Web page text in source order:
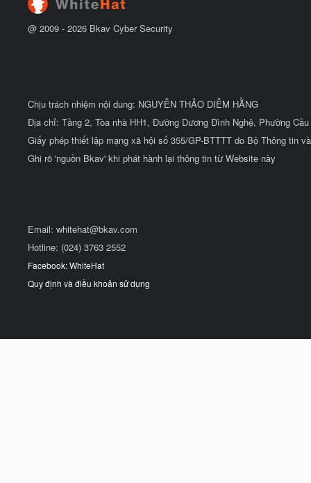
@ 2009 - 2026 Bkav Cyber Security
Chịu trách nhiệm nội dung: NGUYỄN THẢO DIỄM HẰNG
Địa chỉ: Tầng 2, Tòa nhà HH1, Đường Dương Đình Nghệ, Phường
Giấy phép thiết lập mạng xã hội số 355/GP-BTTTT do Bộ Thông tin
Ghi rõ 'nguồn Bkav' khi phát hành lại thông tin từ Website này
Email: whitehat@bkav.com
Hotline: (024) 3763 2552
Facebook: WhiteHat
Quy định và điều khoản sử dụng